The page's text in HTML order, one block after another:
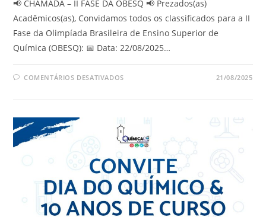
📢 CHAMADA – II FASE DA OBESQ 📢 Prezados(as)
Acadêmicos(as), Convidamos todos os classificados para a II
Fase da Olimpíada Brasileira de Ensino Superior de
Química (OBESQ): 📅 Data: 22/08/2025…
COMENTÁRIOS DESATIVADOS 21/08/2025